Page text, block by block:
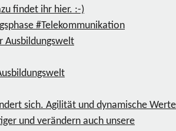
findet ihr hier. :-)
#Telekommunikation
sich. Agilität und dynamische Werte
und verändern auch unsere